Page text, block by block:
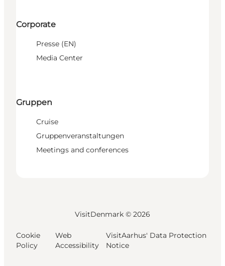
Corporate
Presse (EN)
Media Center
Gruppen
Cruise
Gruppenveranstaltungen
Meetings and conferences
VisitDenmark © 2026
Cookie
Policy
Web
Accessibility
VisitAarhus' Data Protection
Notice